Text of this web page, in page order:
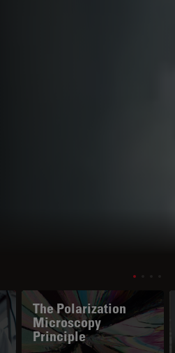
The Polarization
Microscopy
Principle